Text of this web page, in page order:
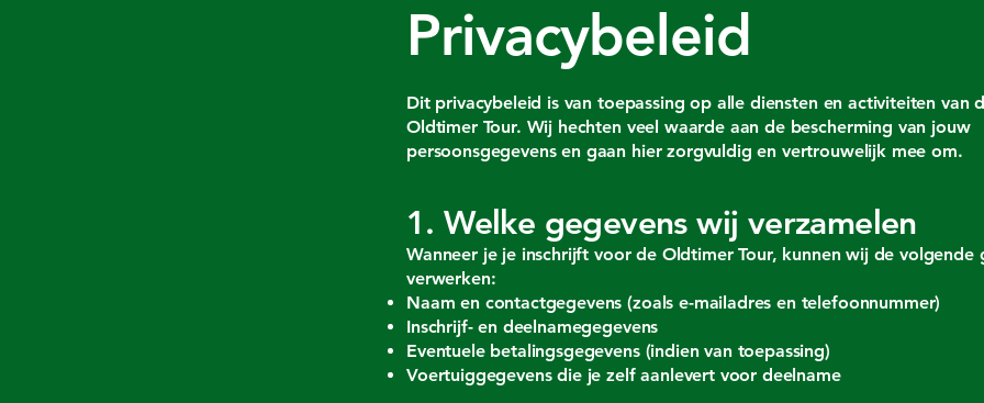
Privacybeleid
Dit privacybeleid is van toepassing op alle diensten en activiteiten van
Oldtimer Tour. Wij hechten veel waarde aan de bescherming van jouw
persoonsgegevens en gaan hier zorgvuldig en vertrouwelijk mee om.
1. Welke gegevens wij verzamelen
Wanneer je je inschrijft voor de Oldtimer Tour, kunnen wij de volgende
verwerken:
Naam en contactgegevens (zoals e-mailadres en telefoonnummer)
Inschrijf- en deelnamegegevens
Eventuele betalingsgegevens (indien van toepassing)
Voertuiggegevens die je zelf aanlevert voor deelname